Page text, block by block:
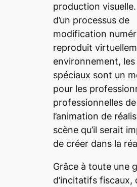
production
d’un processus de
modification
reproduit
environnement,
spéciaux sont un
pour les
professionnelles de
l’animation de
scène qu’il serait
de créer dans la
Grâce à toute une
d’incitatifs fiscaux,